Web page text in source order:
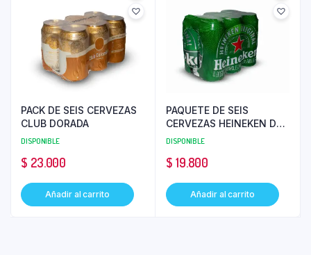
PACK DE SEIS CERVEZAS
CLUB DORADA
DISPONIBLE
$ 23.000
Añadir al carrito
PAQUETE DE SEIS
CERVEZAS HEINEKEN DE
310 ML
DISPONIBLE
$ 19.800
Añadir al carrito